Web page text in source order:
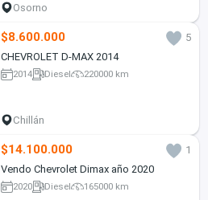
Osorno
$8.600.000
5
CHEVROLET D-MAX 2014
2014 Diesel 220000 km
Chillán
$14.100.000
1
Vendo Chevrolet Dimax año 2020
2020 Diesel 165000 km